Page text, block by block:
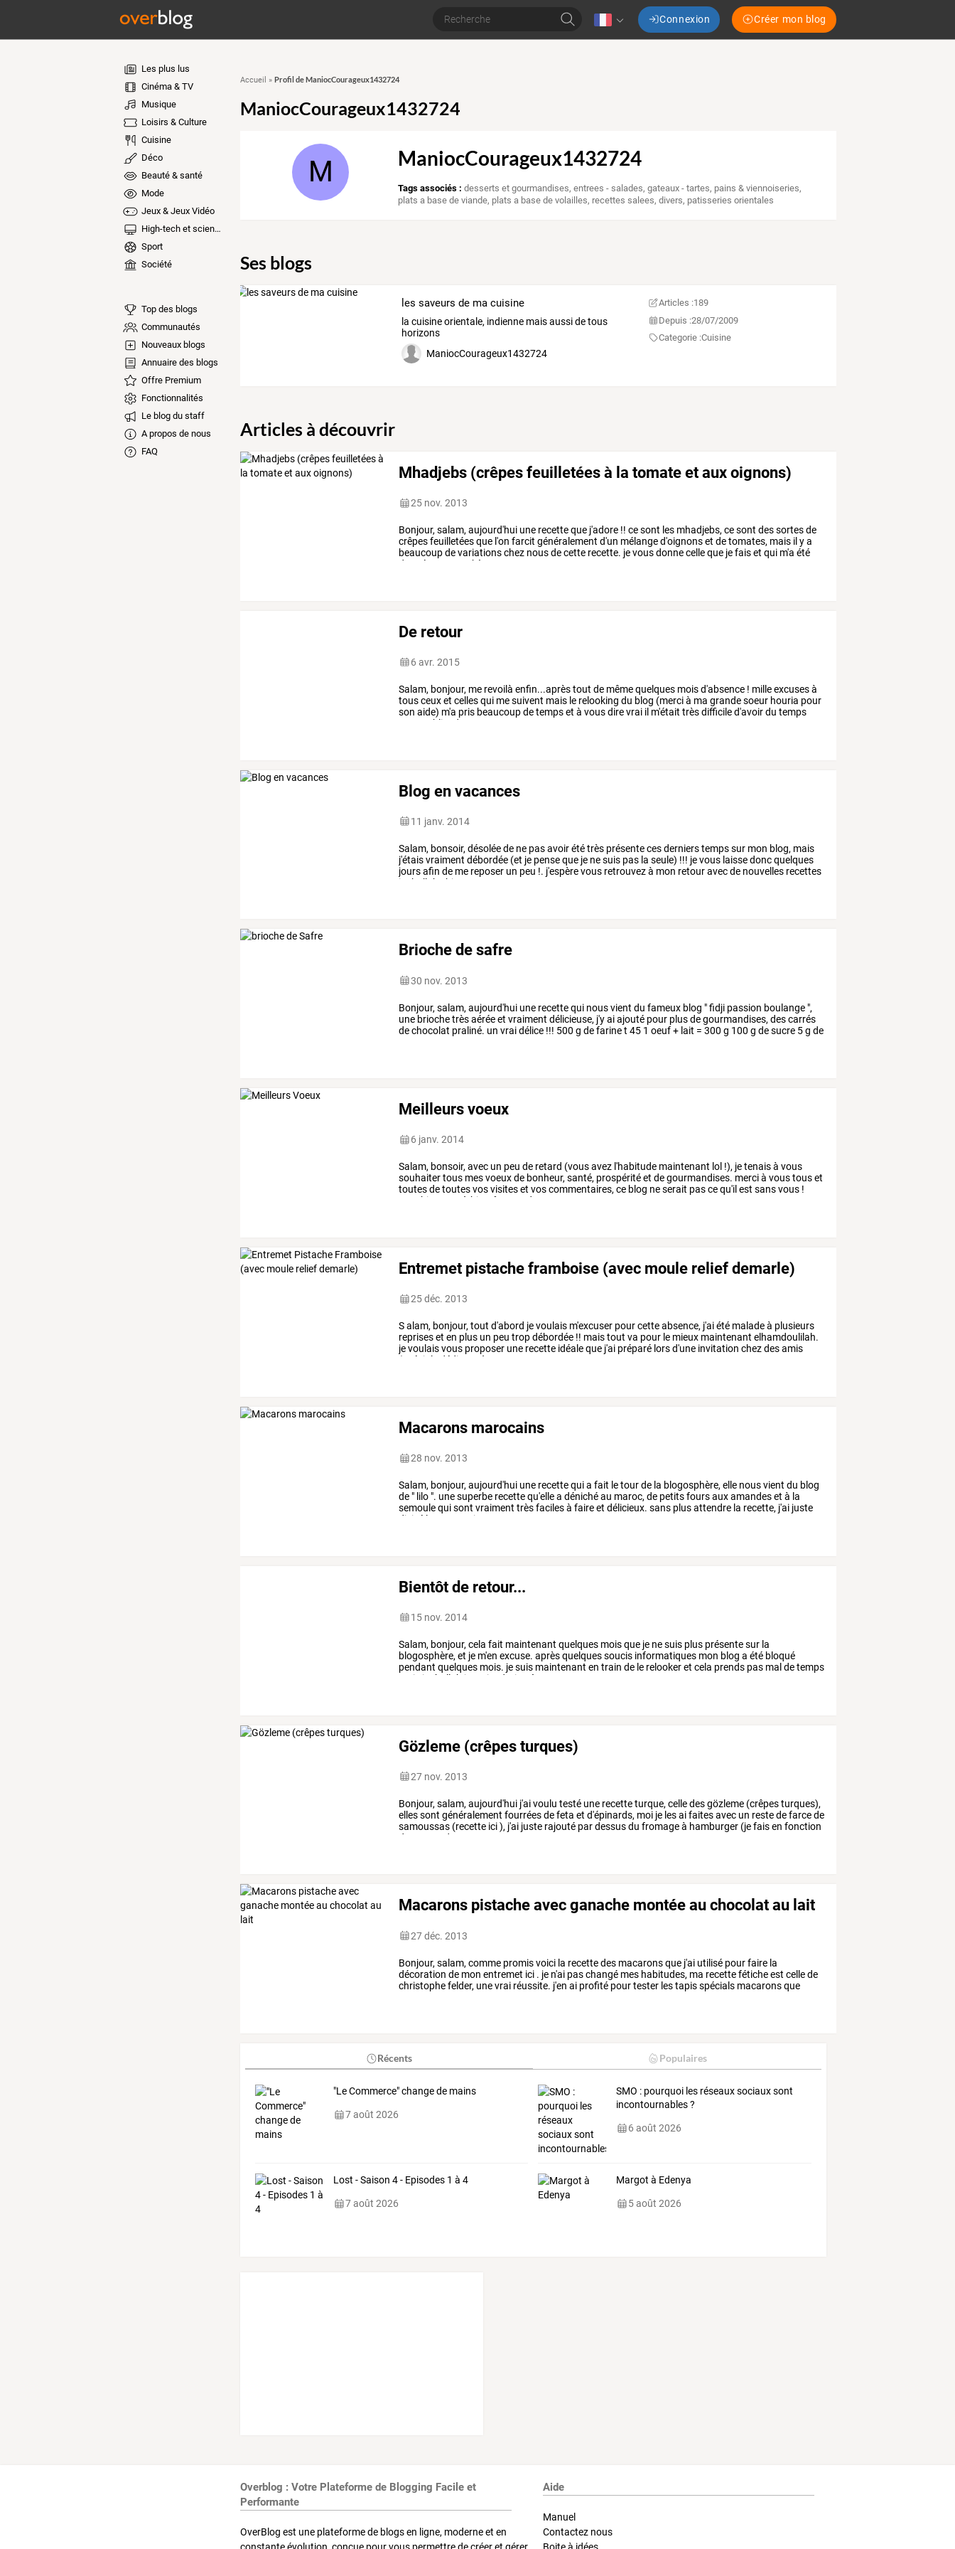
Connexion Créer mon blog
Les plus lus
Cinéma & TV
Musique
Loisirs & Culture
Cuisine
Déco
Beauté & santé
Mode
Jeux & Jeux Vidéo
High-tech et sciences
Sport
Société
Top des blogs
Communautés
Nouveaux blogs
Annuaire des blogs
Offre Premium
Fonctionnalités
Le blog du staff
A propos de nous
FAQ
Accueil » Profil de ManiocCourageux1432724
ManiocCourageux1432724
M ManiocCourageux1432724
Tags associés : desserts et gourmandises,entrees - salades,gateaux - tartes, pains & viennoiseries,
plats a base de viande, plats a base de volailles, recettes salees,divers, patisseries orientales
Ses blogs
les saveurs de ma cuisine
la cuisine orientale, indienne mais aussi de tous
horizons
ManiocCourageux1432724
Articles :189
Depuis :28/07/2009
Categorie :Cuisine
Articles à découvrir
Mhadjebs (crêpes feuilletées à la tomate et aux oignons)
25 nov. 2013
Bonjour, salam, aujourd'hui une recetteque j'adore !! cesont les mhadjebs, cesont dessortesde
crêpesfeuilletéesque l'on farcit généralement d'un mélanged'oignonset detomates, mais il ya
beaucoupdevariationschez nousdecette recette. jevousdonnecelleque jefaiset qui m'a été
donnée
chère
De retour
6 avr. 2015
Salam, bonjour, me revoilà enfin...aprèstout de mêmequelques moisd'absence ! milleexcusesà
tousceuxet cellesqui mesuivent mais le relooking du blog (mercià ma grandesoeur houria pour
son aide) m'a pris beaucoupdetempset à vousdirevrai il m'était trèsdifficiled'avoirdu temps
publier des
Blog en vacances
11 janv. 2014
Salam, bonsoir, désolée de ne pas avoir été très présente ces derniers temps sur mon blog, mais
j'étais vraiment débordée (et je pense que je ne suis pas la seule) !!! je vous laisse donc quelques
jours afin de me reposer un peu !. j'espère vous retrouvez à mon retour avec de nouvelles recettes
inchallah ! bizz
Brioche de safre
30 nov. 2013
Bonjour, salam, aujourd'hui une recettequi nousvient du fameux blog "fidji passion boulange ",
une briochetrèsaéréeet vraiment délicieuse, j'yaiajouté pour plusdegourmandises, descarrés
dechocolat praliné. un vraidélice !!! 500 g defarinet 45 1 oeuf+ lait = 300 g 100 g desucre 5g de
Meilleurs voeux
6 janv. 2014
Salam, bonsoir,avec un peu de retard (vousavez l'habitude maintenant lol !), jetenaisà vous
souhaitertous mesvoeuxde bonheur,santé, prospéritéet degourmandises. mercià voustouset
toutesdetoutesvosvisiteset voscommentaires,ce blog neserait pascequ'il est sansvous !
bisous à bientôt de
Entremet pistache framboise (avec moule relief demarle)
25 déc. 2013
Salam, bonjour,tout d'abord jevoulais m'excuser pourcetteabsence, j'aiété maladeà plusieurs
repriseset en plus un peu tropdébordée !! maistout va pour le mieux maintenant elhamdoulilah.
jevoulaisvous proposer une recette idéaleque j'ai préparé lorsd'une invitation chezdesamis
(spéciale
dédicace à
Macarons marocains
28 nov. 2013
Salam, bonjour, aujourd'hui une recettequia fait letourde la blogosphère, elle nousvient du blog
de " lilo ". unesuperbe recettequ'ellea dénichéau maroc, de petitsfoursauxamandeset à la
semoulequisont vraiment trèsfacilesà faireet délicieux. sans plusattendre la recette, j'ai juste
divisé les proportions
Bientôt de retour...
15 nov. 2014
Salam, bonjour, cela fait maintenant quelques moisque je nesuis plus présentesur la
blogosphère, et je m'en excuse. aprèsquelquessoucis informatiques mon blog a été bloqué
pendant quelques mois. jesuis maintenant en train de le relookeret cela prends pas mal detemps
mais
inchallah je reviendrais très
Gözleme (crêpes turques)
27 nov. 2013
Bonjour, salam, aujourd'hui j'aivoulu testé une recetteturque, celledesgözleme (crêpesturques),
ellessont généralement fourréesdefeta et d'épinards, moi je lesaifaitesavec un restedefarcede
samoussas (recette ici), j'ai juste rajouté pardessusdu fromageà hamburger (jefaisen fonction
des
de
Macarons pistache avec ganache montée au chocolat au lait
27 déc. 2013
Bonjour, salam, comme promisvoici la recettedes macaronsque j'ai utilisé pourfaire la
décoration de mon entremet ici . je n'ai paschangé mes habitudes, ma recetteféticheest cellede
christophefelder, unevrai réussite. j'en ai profité pourtester lestapisspécials macaronsque
Récents Populaires
"Le Commerce" change de mains
7 août 2026
SMO : pourquoi les réseaux sociaux sont
incontournables ?
6 août 2026
Lost - Saison 4 - Episodes 1 à 4
7 août 2026
Margot à Edenya
5 août 2026
Overblog : Votre Plateforme de Blogging Facile et
Performante
OverBlog est une plateforme de blogs en ligne, moderne et en
Aide
Manuel
Contactez nous